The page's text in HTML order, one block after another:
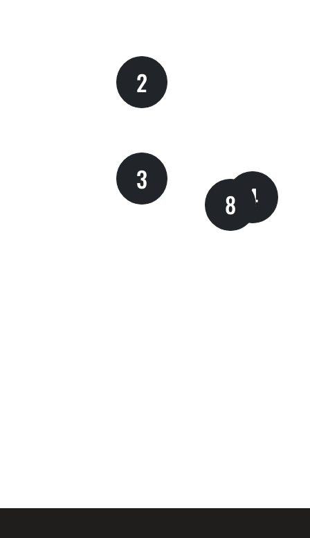
2
3
4
8